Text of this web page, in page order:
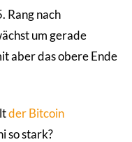
Rang nach
um gerade
aber das obere Ende
der Bitcoin
so stark?